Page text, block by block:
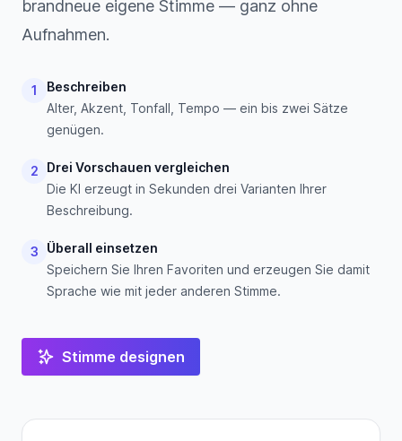
brandneue eigene Stimme — ganz ohne
Aufnahmen.
1
Beschreiben
Alter, Akzent, Tonfall, Tempo — ein bis zwei Sätze
genügen.
2
Drei Vorschauen vergleichen
Die KI erzeugt in Sekunden drei Varianten Ihrer
Beschreibung.
3
Überall einsetzen
Speichern Sie Ihren Favoriten und erzeugen Sie damit
Sprache wie mit jeder anderen Stimme.
Stimme designen